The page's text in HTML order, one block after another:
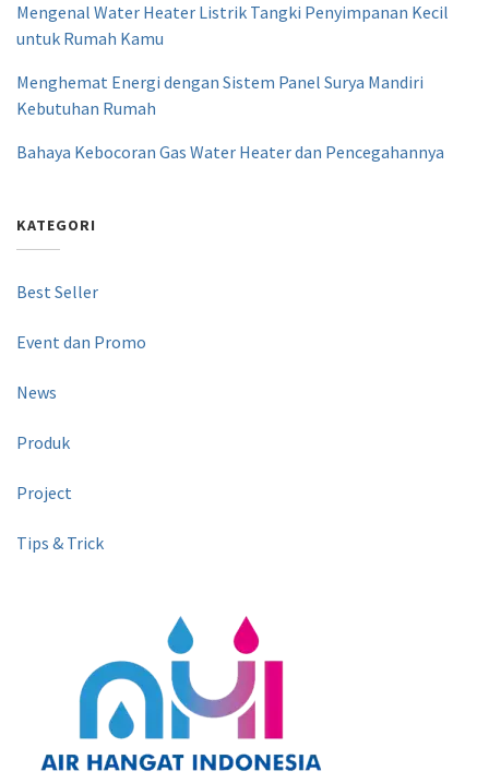
Mengenal Water Heater Listrik Tangki Penyimpanan Kecil
untuk Rumah Kamu
Menghemat Energi dengan Sistem Panel Surya Mandiri
Kebutuhan Rumah
Bahaya Kebocoran Gas Water Heater dan Pencegahannya
KATEGORI
Best Seller
Event dan Promo
News
Produk
Project
Tips & Trick